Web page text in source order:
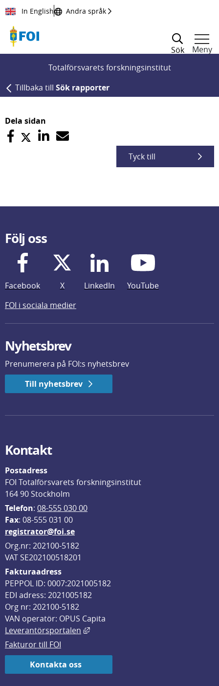
Till innehållet
In English Andra språk
Sök
Meny
Totalförsvarets forskningsinstitut
Tillbaka till Sök rapporter
Dela sidan
Tyck till
Följ oss
Facebook X LinkedIn
YouTube
FOI i sociala medier
Nyhetsbrev
Prenumerera på FOI:s nyhetsbrev
Till nyhetsbrev
Kontakt
Postadress
FOI Totalförsvarets forskningsinstitut
164 90 Stockholm
Telefon: 08-555 030 00
Fax: 08-555 031 00
registrator@foi.se
Org.nr: 202100-5182
VAT SE202100518201
Fakturaadress
PEPPOL ID: 0007:2021005182
EDI adress: 2021005182
Org nr: 202100-5182
VAN operatör: OPUS Capita
Leverantörsportalen
Länk till annan webbplats, öppnas
Fakturor till FOI
Kontakta oss